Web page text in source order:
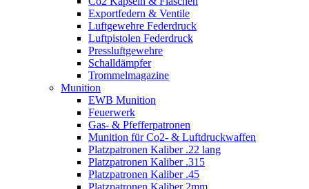
Exportfedern & Ventile
Luftgewehre Federdruck
Luftpistolen Federdruck
Pressluftgewehre
Schalldämpfer
Trommelmagazine
Munition
EWB Munition
Feuerwerk
Gas- & Pfefferpatronen
Munition für Co2- & Luftdruckwaffen
Platzpatronen Kaliber .22 lang
Platzpatronen Kaliber .315
Platzpatronen Kaliber .45
Platzpatronen Kaliber 2mm